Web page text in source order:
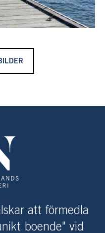
att förmedla
boende" vid